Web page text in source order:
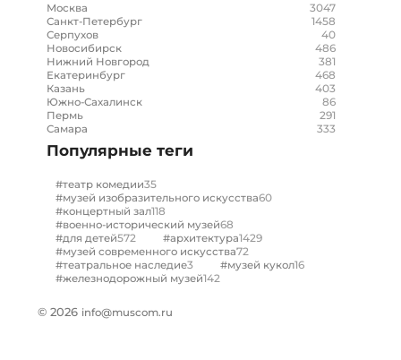
Москва 3047
Санкт-Петербург 1458
Серпухов 40
Новосибирск 486
Нижний Новгород 381
Екатеринбург 468
Казань 403
Южно-Сахалинск 86
Пермь 291
Самара 333
Популярные теги
#театр комедии35
#музей изобразительного искусства60
#концертный зал118
#военно-исторический музей68
#для детей572 #архитектура1429
#музей современного искусства72
#театральное наследие3 #музей кукол16
#железнодорожный музей142
© 2026 info@muscom.ru